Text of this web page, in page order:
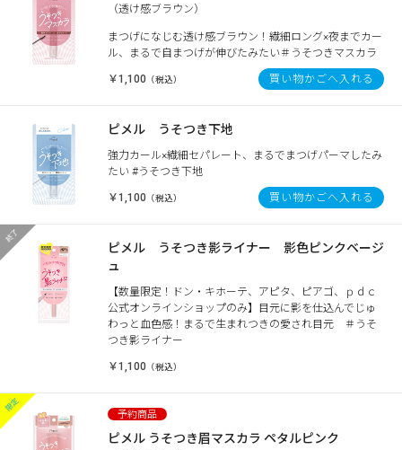
（透け感ブラウン）
まつげになじむ透け感ブラウン！繊細ロング×夜までカー
ル、まるで自まつげが伸びたみたい＃うそつきマスカラ
￥1,100 （税込） 買い物かごへ入れる
ピメル うそつき下地
強力カール×繊細セパレート、まるでまつげパーマしたみ
たい #うそつき下地
￥1,100 （税込） 買い物かごへ入れる
ピメル うそつき影ライナー 影色ピンクベージ
ュ
【数量限定！ドン・キホーテ、アピタ、ピアゴ、ｐｄｃ
公式オンラインショップのみ】目元に影を仕込んでじゅ
わっと血色感！まるで生まれつきの愛され目元 ＃うそ
つき影ライナー
￥1,100 （税込）
ピメル うそつき眉マスカラ ペタルピンク